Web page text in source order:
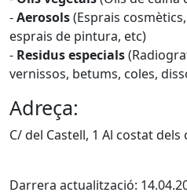
-Aerosols(Esprais
esprais de pintura, etc)
- Residus especials
vernissos, betums, coles,
Adreça:
C/ del Castell, 1 Al costat
Darrera actualització: